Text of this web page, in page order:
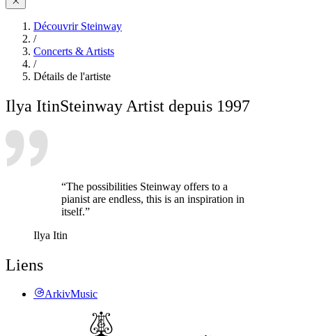
Découvrir Steinway
/
Concerts & Artists
/
Détails de l'artiste
Ilya ItinSteinway Artist depuis 1997
“The possibilities Steinway offers to a
pianist are endless, this is an inspiration in
itself.”
Ilya Itin
Liens
ArkivMusic